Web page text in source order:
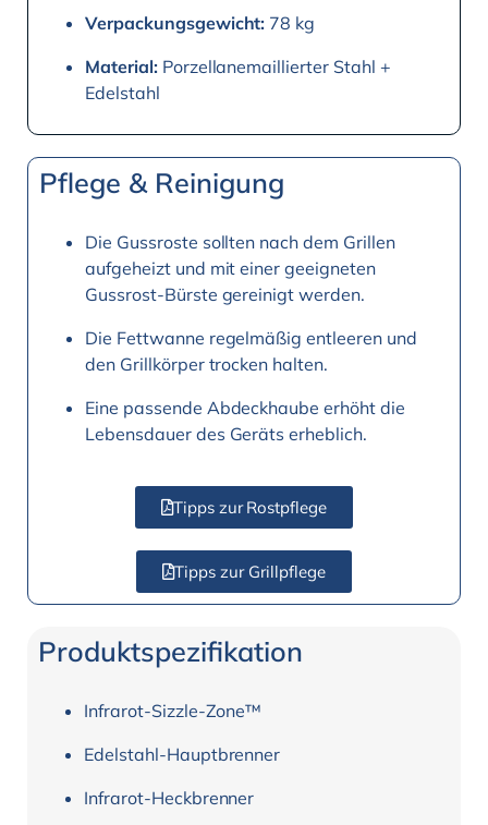
Verpackungsgewicht: 78 kg
Material:Porzellanemaillierter Stahl +
Edelstahl
Pflege & Reinigung
Die Gussroste sollten nach dem Grillen
aufgeheizt und mit einer geeigneten
Gussrost-Bürste gereinigt werden.
Die Fettwanne regelmäßig entleeren und
den Grillkörper trocken halten.
Eine passende Abdeckhaube erhöht die
Lebensdauer des Geräts erheblich.
Tipps zur Rostpflege
Tipps zur Grillpflege
Produktspezifikation
Infrarot-Sizzle-Zone™
Edelstahl-Hauptbrenner
Infrarot-Heckbrenner